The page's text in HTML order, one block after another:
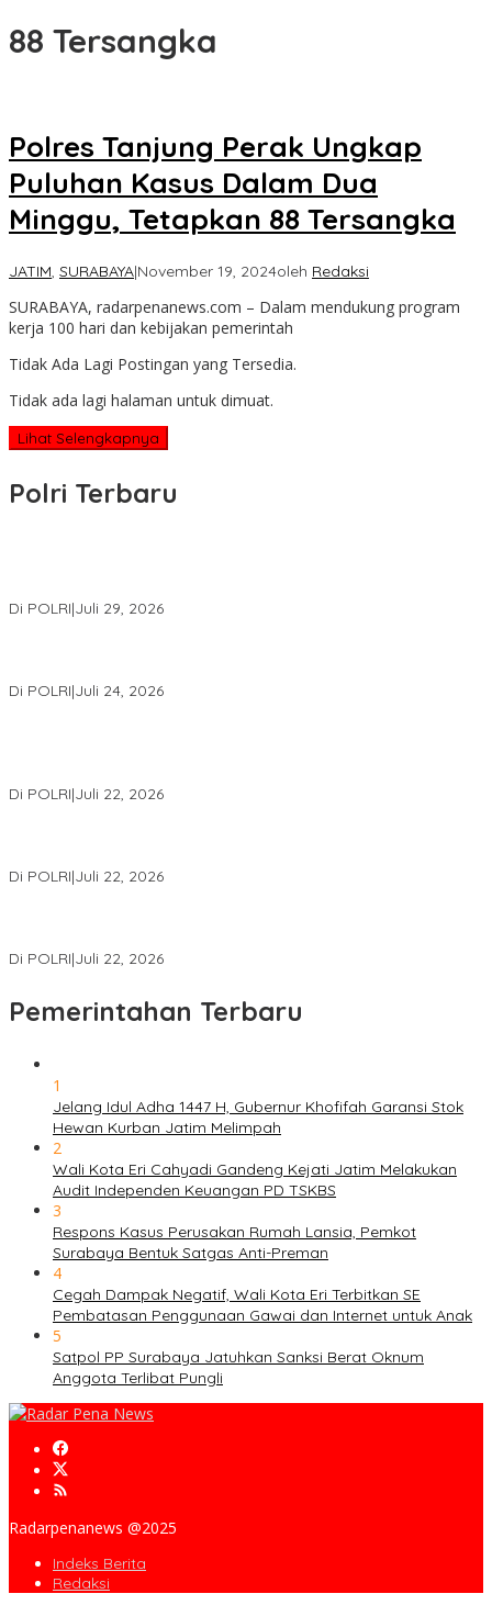
88 Tersangka
Polres Tanjung Perak Ungkap
Puluhan Kasus Dalam Dua
Minggu, Tetapkan 88 Tersangka
JATIM, SURABAYA|November 19, 2024oleh Redaksi
SURABAYA, radarpenanews.com – Dalam mendukung program
kerja 100 hari dan kebijakan pemerintah
Tidak Ada Lagi Postingan yang Tersedia.
Tidak ada lagi halaman untuk dimuat.
Lihat Selengkapnya
Polri Terbaru
Di POLRI|Juli 29, 2026
Di POLRI|Juli 24, 2026
Di POLRI|Juli 22, 2026
Di POLRI|Juli 22, 2026
Di POLRI|Juli 22, 2026
Pemerintahan Terbaru
1
Jelang Idul Adha 1447 H, Gubernur Khofifah Garansi Stok
Hewan Kurban Jatim Melimpah
2
Wali Kota Eri Cahyadi Gandeng Kejati Jatim Melakukan
Audit Independen Keuangan PD TSKBS
3
Respons Kasus Perusakan Rumah Lansia, Pemkot
Surabaya Bentuk Satgas Anti-Preman
4
Cegah Dampak Negatif, Wali Kota Eri Terbitkan SE
Pembatasan Penggunaan Gawai dan Internet untuk Anak
5
Satpol PP Surabaya Jatuhkan Sanksi Berat Oknum
Anggota Terlibat Pungli
Radarpenanews @2025
Indeks Berita
Redaksi